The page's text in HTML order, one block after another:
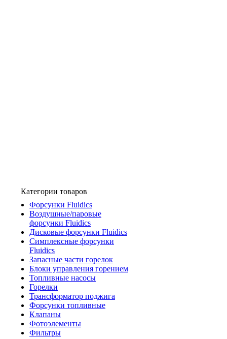
Категории товаров
Форсунки Fluidics
Воздушные/паровые
форсунки Fluidics
Дисковые форсунки Fluidics
Симплексные форсунки
Fluidics
Запасные части горелок
Блоки управления горением
Топливные насосы
Горелки
Трансформатор поджига
Форсунки топливные
Клапаны
Фотоэлементы
Фильтры